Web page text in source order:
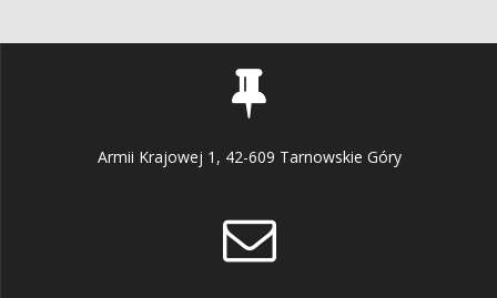
Armii Krajowej 1, 42-609 Tarnowskie Góry